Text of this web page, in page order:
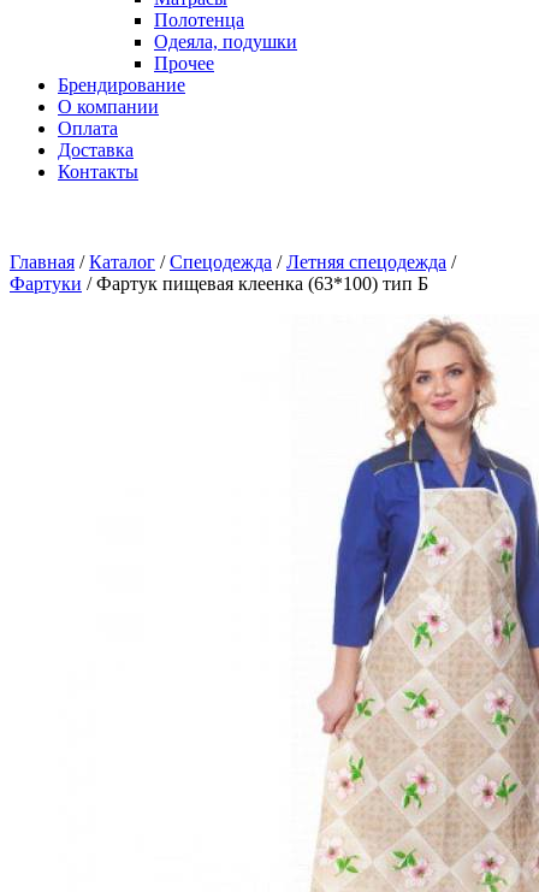
Полотенца
Одеяла, подушки
Прочее
Брендирование
О компании
Оплата
Доставка
Контакты
Главная / Каталог / Спецодежда / Летняя спецодежда /
Фартуки / Фартук пищевая клеенка (63*100) тип Б